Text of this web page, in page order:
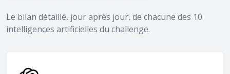
Le bilan détaillé, jour après jour, de chacune des 10
intelligences artificielles du challenge.